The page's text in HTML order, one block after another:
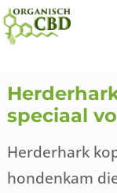
speciaal
Herderhark
hondenkam